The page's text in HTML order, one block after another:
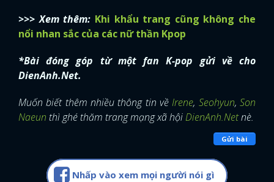
>>> Xem thêm: Khi khẩu trang cũng không che
nổi nhan sắc của các nữ thần Kpop
*Bài đóng góp từ một fan K-pop gửi về cho
DienAnh.Net.
Muốn biết thêm nhiều thông tin về Irene, Seohyun,Son
Naeun thì ghé thăm trang mạng xã hộiDienAnh.Netnè.
Gửi bài
Nhấp vào xem mọi người nói gì